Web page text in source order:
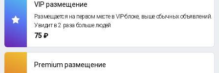
VIP размещение
Размещается на первом месте в VIP-блоке, выше обычных объявлений.
Увидит в 2 раза больше людей
75 ₽
Premium размещение